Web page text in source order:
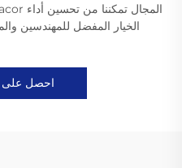
الخيار المفضل للمهندسين
احصل